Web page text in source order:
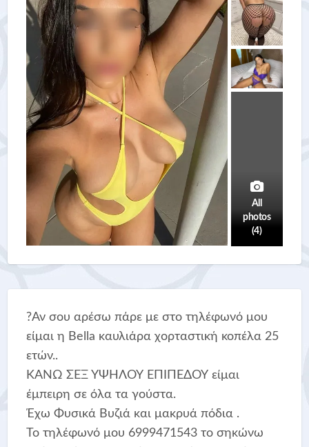
All
photos
(4)
?Αν σου αρέσω πάρε με στο τηλέφωνό μου
είμαι η Bella καυλιάρα χορταστική κοπέλα 25
ετών..
ΚΑΝΩ ΣΕΞ ΥΨΗΛΟΥ ΕΠΙΠΕΔΟΥ είμαι
έμπειρη σε όλα τα γούστα.
Έχω Φυσικά Βυζιά και μακρυά πόδια .
Το τηλέφωνό μου 6999471543 το σηκώνω